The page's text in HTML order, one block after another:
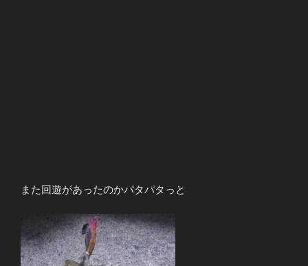
また回遊があったのかパタパタっと